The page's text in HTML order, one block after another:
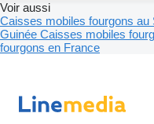
Voir aussi
Caisses mobiles fourgons au
Guinée Caisses mobiles
fourgons en France